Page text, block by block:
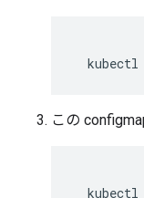
この